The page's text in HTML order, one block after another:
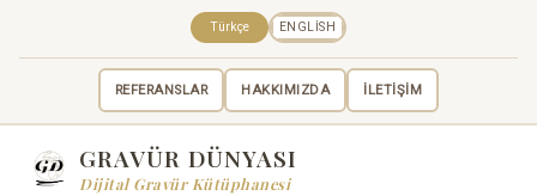
REFERANSLAR HAKKIMIZDA İLETİŞİM
Türkçe ENGLISH
GRAVÜR DÜNYASI
Dijital Gravür Kütüphanesi